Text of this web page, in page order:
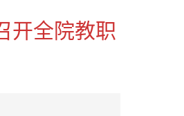
开全院教职